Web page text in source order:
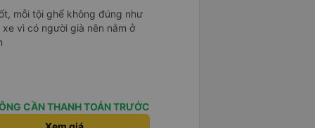
không được tốt nên có
2 ghế trên cùng ở phía sau
cảm thấy xe buýt rung rất
những ghế này thoải mái
sử dụng chúng vì chúng trống.
tốt :)
mỗi tội ghế không đúng như
vì có người già nên nằm ở
CẦN THANH TOÁN TRƯỚC